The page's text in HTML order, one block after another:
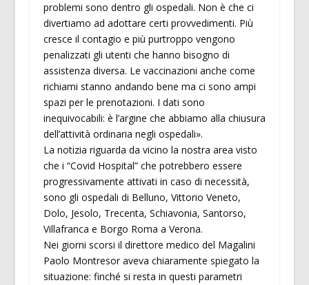
problemi sono dentro gli ospedali. Non è che ci
divertiamo ad adottare certi provvedimenti. Più
cresce il contagio e più purtroppo vengono
penalizzati gli utenti che hanno bisogno di
assistenza diversa. Le vaccinazioni anche come
richiami stanno andando bene ma ci sono ampi
spazi per le prenotazioni. I dati sono
inequivocabili: è l’argine che abbiamo alla chiusura
dell’attività ordinaria negli ospedali».
La notizia riguarda da vicino la nostra area visto
che i “Covid Hospital” che potrebbero essere
progressivamente attivati in caso di necessità,
sono gli ospedali di Belluno, Vittorio Veneto,
Dolo, Jesolo, Trecenta, Schiavonia, Santorso,
Villafranca e Borgo Roma a Verona.
Nei giorni scorsi il direttore medico del Magalini
Paolo Montresor aveva chiaramente spiegato la
situazione: finché si resta in questi parametri